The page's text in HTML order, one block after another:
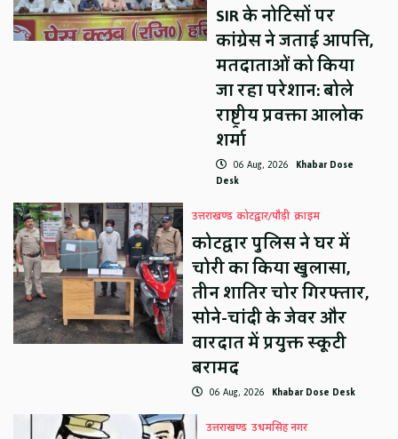
SIR के नोटिसों पर
कांग्रेस ने जताई आपत्ति,
मतदाताओं को किया
जा रहा परेशान: बोले
राष्ट्रीय प्रवक्ता आलोक
शर्मा
06 Aug, 2026 Khabar Dose
Desk
उत्तराखण्ड कोटद्वार/पौड़ी क्राइम
कोटद्वार पुलिस ने घर में
चोरी का किया खुलासा,
तीन शातिर चोर गिरफ्तार,
सोने-चांदी के जेवर और
वारदात में प्रयुक्त स्कूटी
बरामद
06 Aug, 2026 Khabar Dose Desk
उत्तराखण्ड उधमसिंह नगर